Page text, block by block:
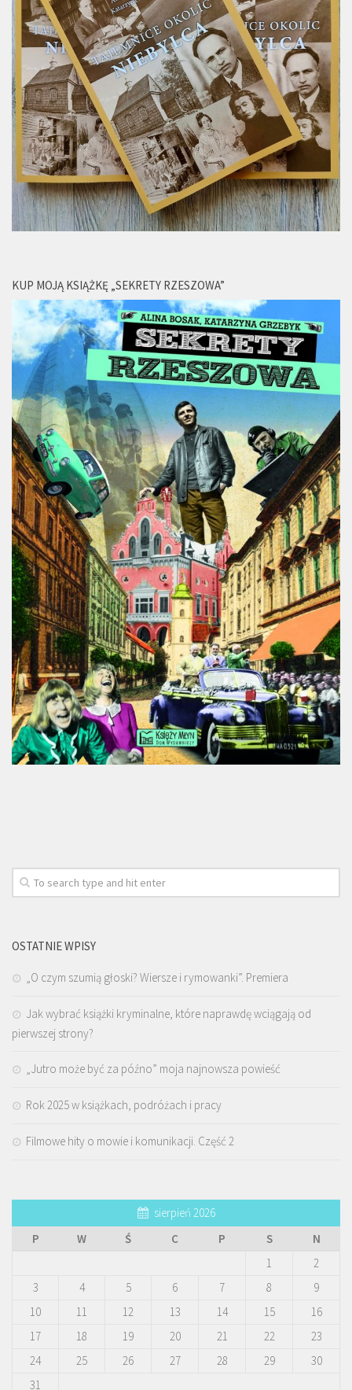
KUP MOJĄ KSIĄŻKĘ „SEKRETY RZESZOWA”
OSTATNIE WPISY
„O czym szumią głoski? Wiersze i rymowanki”. Premiera
Jak wybrać książki kryminalne, które naprawdę wciągają od
pierwszej strony?
„Jutro może być za późno” moja najnowsza powieść
Rok 2025 w książkach, podróżach i pracy
Filmowe hity o mowie i komunikacji. Część 2
sierpień 2026
P
W Ś C P S
N
1
2
3
4 5 6 7 8
9
10
11 12 13 14 15
16
17
18 19 20 21 22
23
24
25 26 27 28 29
30
31